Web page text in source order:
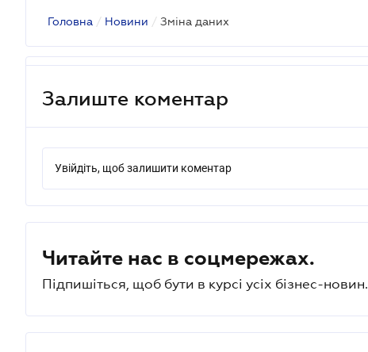
Головна / Новини / Зміна даних
Залиште коментар
Увійдіть, щоб залишити коментар
Читайте нас в соцмережах.
Підпишіться, щоб бути в курсі усіх бізнес-новин.